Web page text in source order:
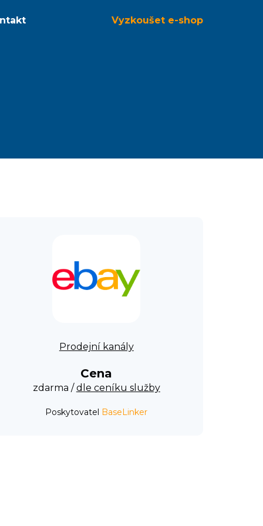
Vyzkoušet e-shop
Prodejní kanály
Cena
zdarma /dle ceníku služby
Poskytovatel BaseLinker